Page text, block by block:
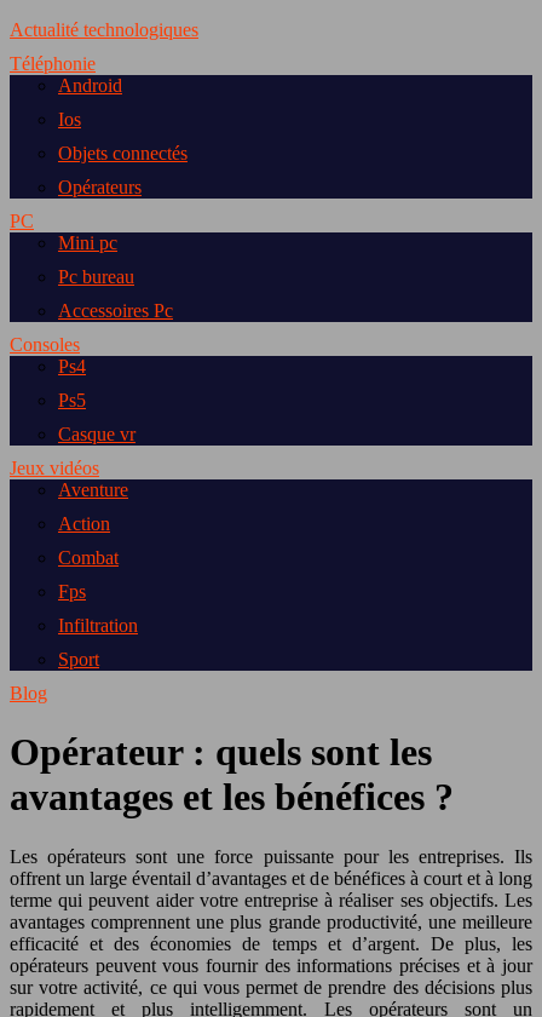
Actualité technologiques
Téléphonie
Android
Ios
Objets connectés
Opérateurs
PC
Mini pc
Pc bureau
Accessoires Pc
Consoles
Ps4
Ps5
Casque vr
Jeux vidéos
Aventure
Action
Combat
Fps
Infiltration
Sport
Blog
Opérateur : quels sont les
avantages et les bénéfices ?
Les opérateurs sont une force puissante pour les entreprises. Ils
offrent un large éventail d’avantages et de bénéfices à court et à long
terme qui peuvent aider votre entreprise à réaliser ses objectifs. Les
avantages comprennent une plus grande productivité, une meilleure
efficacité et des économies de temps et d’argent. De plus, les
opérateurs peuvent vous fournir des informations précises et à jour
sur votre activité, ce qui vous permet de prendre des décisions plus
rapidement et plus intelligemment. Les opérateurs sont un